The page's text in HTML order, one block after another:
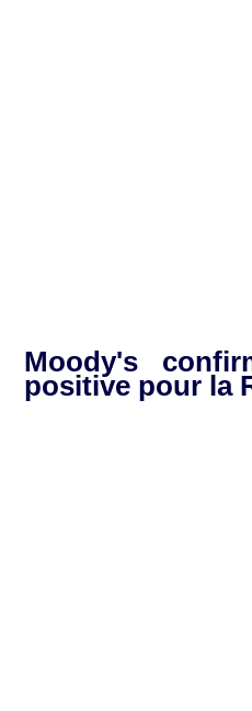
Moody's
positive pour la